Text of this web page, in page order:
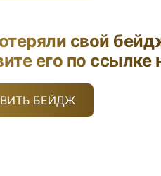
свой
его по ссылке
БЕЙДЖ